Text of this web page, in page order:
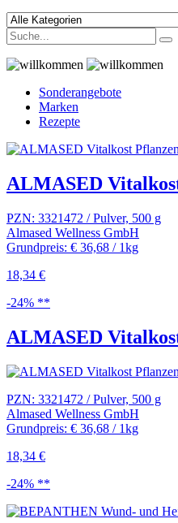
Sonderangebote
Marken
Rezepte
ALMASED
PZN: 3321472 / Pulver, 500 g
Almased Wellness GmbH
Grundpreis: € 36,68 / 1kg
18,34 €
-24% **
ALMASED
PZN: 3321472 / Pulver, 500 g
Almased Wellness GmbH
Grundpreis: € 36,68 / 1kg
18,34 €
-24% **